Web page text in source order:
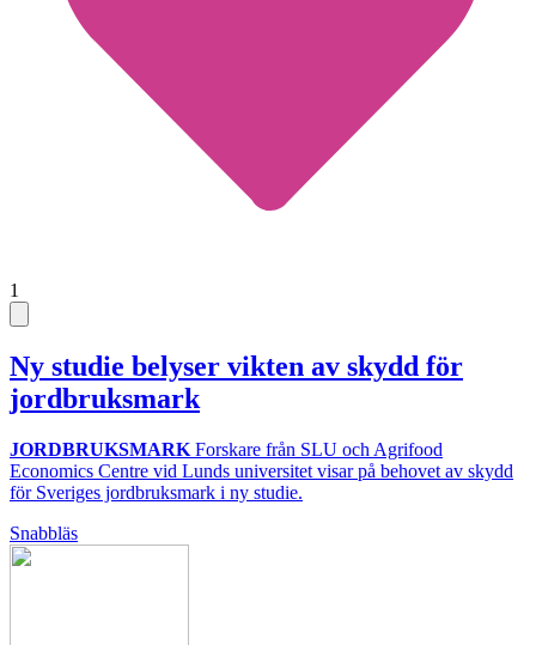
1
Ny studie belyser vikten av skydd för
jordbruksmark
JORDBRUKSMARK Forskare från SLU och Agrifood
Economics Centre vid Lunds universitet visar på behovet av skydd
för Sveriges jordbruksmark i ny studie.
Snabbläs